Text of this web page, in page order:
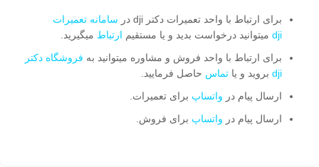
برای ارتباط با واحد تعمیرات دکتر dji در
سامانه تعمیرات
dji میتوانید درخواست بدید و یا مستقیم ارتباط میگیرید.
برای ارتباط با واحد فروش و مشاوره میتوانید به فروشگاه دکتر
dji بروید و یاتماس حاصل فرمایید.
ارسال پیام در واتساپ برای تعمیرات.
ارسال پیام در واتساپ برای فروش.